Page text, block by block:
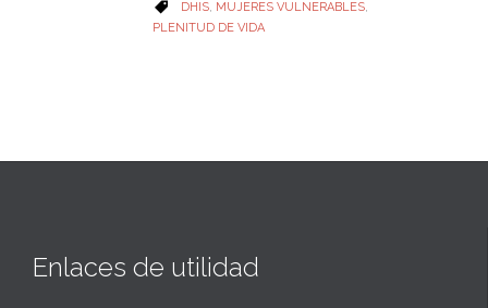
 CATEGORY
DHIS, MUJERES VULNERABLES,
PLENITUD DE VIDA
Enlaces de utilidad